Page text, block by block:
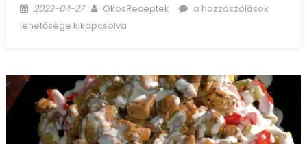
Posted
on
2023-04-27 Author
OkosReceptek
Színes
a hozzászólások
lehetősége kikapcsolva